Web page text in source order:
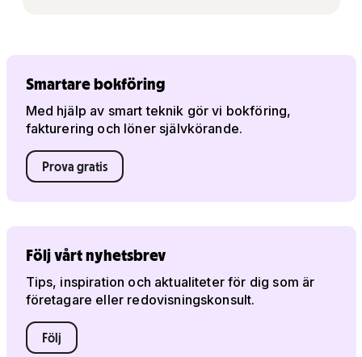
Smartare bokföring
Med hjälp av smart teknik gör vi bokföring,
fakturering och löner självkörande.
Prova gratis
Följ vårt nyhetsbrev
Tips, inspiration och aktualiteter för dig som är
företagare eller redovisningskonsult.
Följ